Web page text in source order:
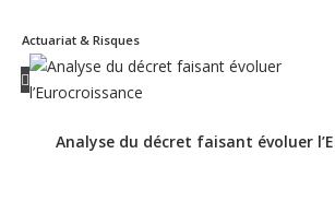
Actuariat & Risques
Analyse du décret faisant évoluer